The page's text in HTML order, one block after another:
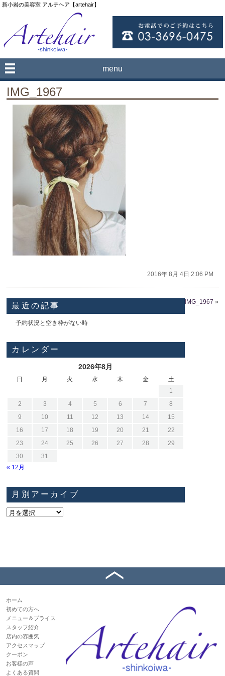
新小岩の美容室 アルテヘア【artehair】
menu
IMG_1967
2016年 8月 4日 2:06 PM
IMG_1967 »
最近の記事
予約状況と空き枠がない時
カレンダー
2026年8月
日 月 火 水 木 金
土
1
2
3 4 5 6 7
8
9
10 11 12 13 14
15
16
17 18 19 20 21
22
23
24 25 26 27 28
29
30
31
« 12月
月別アーカイブ
ホーム
初めての方へ
メニュー＆プライス
スタッフ紹介
店内の雰囲気
アクセスマップ
クーポン
お客様の声
よくある質問